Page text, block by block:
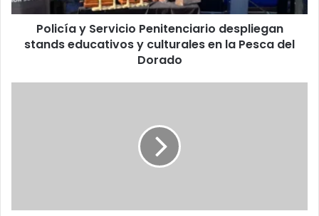
Policía y Servicio Penitenciario despliegan
stands educativos y culturales en la Pesca del
Dorado